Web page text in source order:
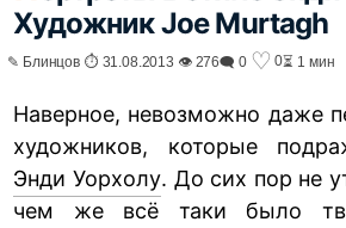
Художник Joe Murtagh
✎ Блинцов ⏱ 31.08.2013 👁 276🗨 0 ♡ 0⏳ 1 мин
Наверное, невозможно даже
художников, которые
Энди Уорхолу. До сих пор не
чем же всё таки было